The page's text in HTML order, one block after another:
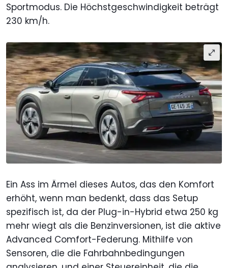
Sportmodus. Die Höchstgeschwindigkeit beträgt
230 km/h.
Ein Ass im Ärmel dieses Autos, das den Komfort
erhöht, wenn man bedenkt, dass das Setup
spezifisch ist, da der Plug-in-Hybrid etwa 250 kg
mehr wiegt als die Benzinversionen, ist die aktive
Advanced Comfort-Federung. Mithilfe von
Sensoren, die die Fahrbahnbedingungen